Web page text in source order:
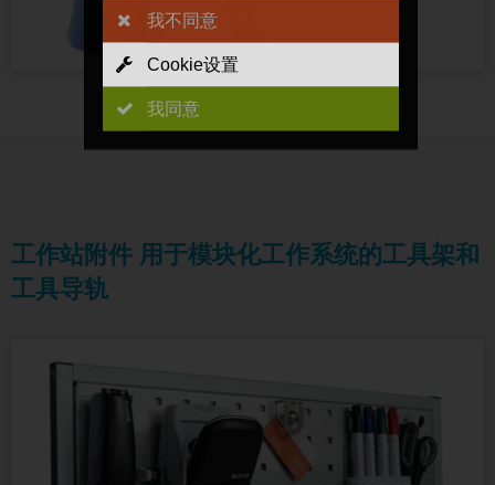
工作站附件 用于模块化工作系统的工具架和
工具导轨
我不同意
Cookie设置
我同意